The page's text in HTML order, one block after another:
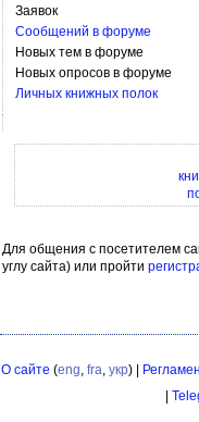
Заявок
Сообщений в форуме
Новых тем в форуме
Новых опросов в форуме
Личных книжных полок
Для общения с посетителем
углу сайта) или пройти
О сайте (eng, fra, укр) |